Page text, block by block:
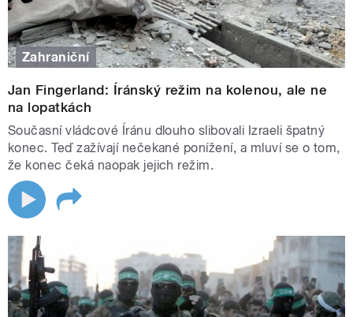
Zahraniční
Jan Fingerland: Íránský režim na kolenou, ale ne
na lopatkách
Současní vládcové Íránu dlouho slibovali Izraeli špatný
konec. Teď zažívají nečekané ponížení, a mluví se o tom,
že konec čeká naopak jejich režim.